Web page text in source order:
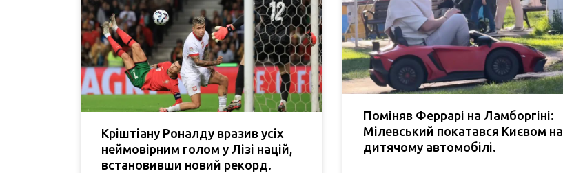
Кріштіану Роналду вразив усіх
неймовірним голом у Лізі націй,
встановивши новий рекорд.
Поміняв Феррарі на Ламборгіні:
Мілевський покатався Києвом на
дитячому автомобілі.